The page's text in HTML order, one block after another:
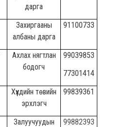
дарга
Захиргааны
албаны дарга
91100733
Ахлах нягтлан
бодогч
99039853
77301414
Хүүхдийн төвийн
эрхлэгч
99839361
Залуучуудын
99882393